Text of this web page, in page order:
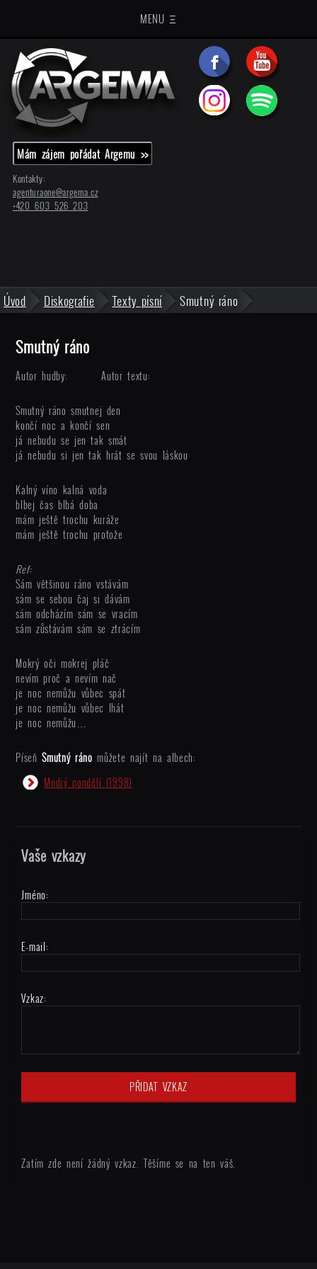
MENU Ξ
Mám zájem pořádat Argemu >>
Kontakty:
agenturaone@argema.cz
+420 603 526 203
Úvod Diskografie Texty písní Smutný ráno
Smutný ráno
Autor hudby: Autor textu:
Smutný ráno smutnej den
končí noc a končí sen
já nebudu se jen tak smát
já nebudu si jen tak hrát se svou láskou
Kalný víno kalná voda
blbej čas blbá doba
mám ještě trochu kuráže
mám ještě trochu protože
Ref:
Sám většinou ráno vstávám
sám se sebou čaj si dávám
sám odcházím sám se vracím
sám zůstávám sám se ztrácím
Mokrý oči mokrej pláč
nevím proč a nevím nač
je noc nemůžu vůbec spát
je noc nemůžu vůbec lhát
je noc nemůžu…
PíseňSmutný ráno můžete najít na albech:
Modrý pondělí (1998)
Vaše vzkazy
Jméno:
E-mail:
Vzkaz:
Zatím zde není žádný vzkaz. Těšíme se na ten váš.